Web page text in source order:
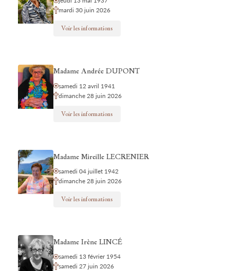
mardi 30 juin 2026
Voir les informations
Madame Andrée DUPONT
samedi 12 avril 1941
dimanche 28 juin 2026
Voir les informations
Madame Mireille LECRENIER
samedi 04 juillet 1942
dimanche 28 juin 2026
Voir les informations
Madame Irène LINCÉ
samedi 13 février 1954
samedi 27 juin 2026